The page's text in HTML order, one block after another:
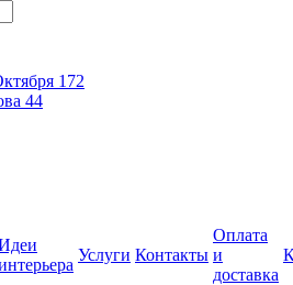
172
44
Услуги Контакты
Оплата
и
доставка